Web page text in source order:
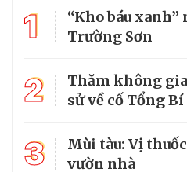
1
“Kho báu
Trường Sơn
2
Thăm không
sử về cố Tổng
3
Mùi tàu: Vị
vườn nhà